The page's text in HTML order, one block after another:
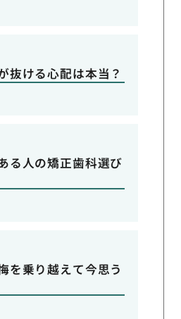
抜ける心配は本当？
る人の矯正歯科選び
を乗り越えて今思う